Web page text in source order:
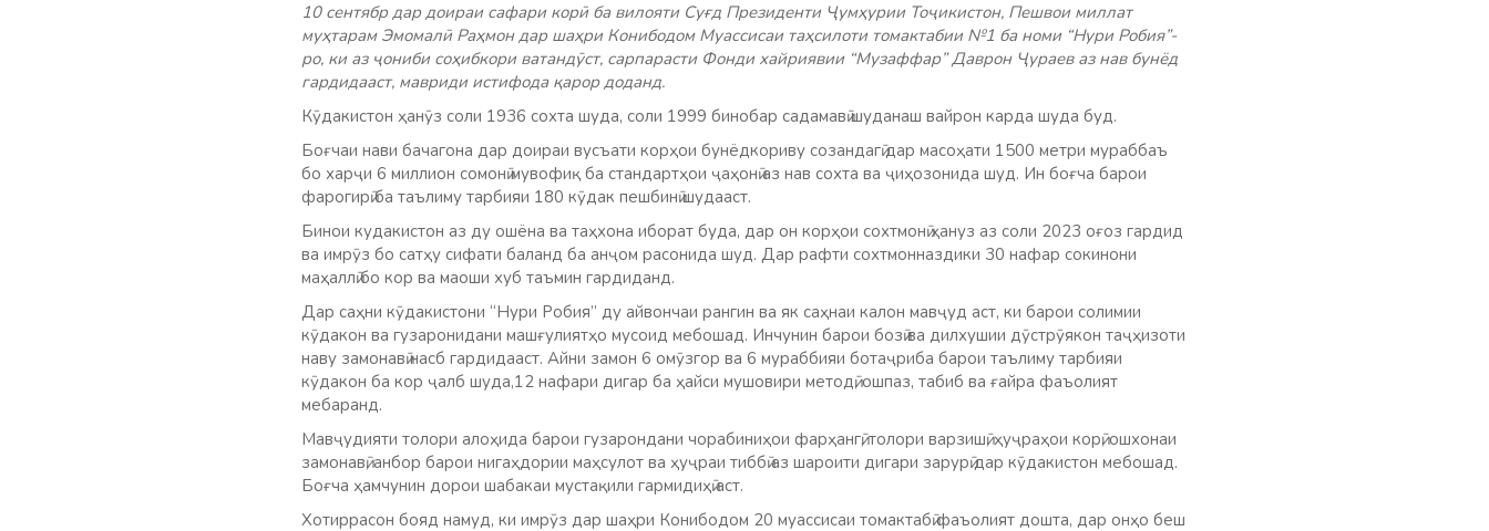
10 сентябр дар доираи сафари корӣ ба вилояти Суғд Президенти Ҷумҳурии Тоҷикистон, Пешвои миллат
муҳтарам Эмомалӣ Раҳмон дар шаҳри Конибодом Муассисаи таҳсилоти томактабии №1 ба номи “Нури Робия”-
ро, ки аз ҷониби соҳибкори ватандӯст, сарпарасти Фонди хайриявии “Музаффар” Даврон Ҷураев аз нав бунёд
гардидааст, мавриди истифода қарор доданд.
Кӯдакистон ҳанӯз соли 1936 сохта шуда, соли 1999 бинобар садамавӣ шуданаш вайрон карда шуда буд.
Боғчаи нави бачагона дар доираи вусъати корҳои бунёдкориву созандагӣ дар масоҳати 1500 метри мураббаъ
бо харҷи 6 миллион сомонӣ мувофиқ ба стандартҳои ҷаҳонӣ аз нав сохта ва ҷиҳозонида шуд. Ин боғча барои
фарогирӣ ба таълиму тарбияи 180 кӯдак пешбинӣ шудааст.
Бинои кудакистон аз ду ошёна ва таҳхона иборат буда, дар он корҳои сохтмонӣ ҳануз аз соли 2023 оғоз гардид
ва имрӯз бо сатҳу сифати баланд ба анҷом расонида шуд. Дар рафти сохтмонназдики 30 нафар сокинони
маҳаллӣ бо кор ва маоши хуб таъмин гардиданд.
Дар саҳни кӯдакистони “Нури Робия” ду айвончаи рангин ва як саҳнаи калон мавҷуд аст, ки барои солимии
кӯдакон ва гузаронидани машғулиятҳо мусоид мебошад. Инчунин барои бозӣ ва дилхушии дӯстрӯякон таҷҳизоти
наву замонавӣ насб гардидааст. Айни замон 6 омӯзгор ва 6 мураббияи ботаҷриба барои таълиму тарбияи
кӯдакон ба кор ҷалб шуда,12 нафари дигар ба ҳайси мушовири методӣ, ошпаз, табиб ва ғайра фаъолият
мебаранд.
Мавҷудияти толори алоҳида барои гузарондани чорабиниҳои фарҳангӣ, толори варзишӣ, ҳуҷраҳои корӣ, ошхонаи
замонавӣ, анбор барои нигаҳдории маҳсулот ва ҳуҷраи тиббӣ аз шароити дигари зарурӣ дар кӯдакистон мебошад.
Боғча ҳамчунин дорои шабакаи мустақили гармидиҳӣ аст.
Хотиррасон бояд намуд, ки имрӯз дар шаҳри Конибодом 20 муассисаи томактабӣ фаъолият дошта, дар онҳо беш